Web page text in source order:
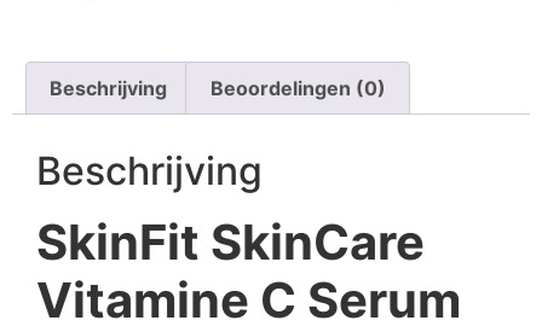
Beschrijving Beoordelingen (0)
Beschrijving
SkinFit SkinCare
Vitamine C Serum